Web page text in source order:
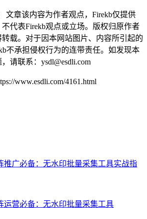
文章该内容为作者观点，Firekb仅提供
代表Firekb观点或立场。版权归原作者
载。对于因本网站图片、内容所引起的
不承担侵权行为的连带责任。如发现本
请联系：ysdl@esdli.com
www.esdli.com/4161.html
推广必备：无水印批量采集工具实战指
运营必备：无水印批量采集工具